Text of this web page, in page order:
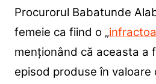
Procurorul Babatunde
femeie ca fiind o „
menționând că aceasta a
episod produse în valoare